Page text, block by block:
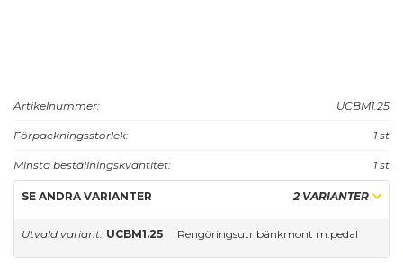
Artikelnummer: UCBM1.25
Förpackningsstorlek: 1 st
Minsta beställningskvantitet: 1 st
SE ANDRA VARIANTER 2 VARIANTER
Utvald variant: UCBM1.25 Rengöringsutr.bänkmont m.pedal